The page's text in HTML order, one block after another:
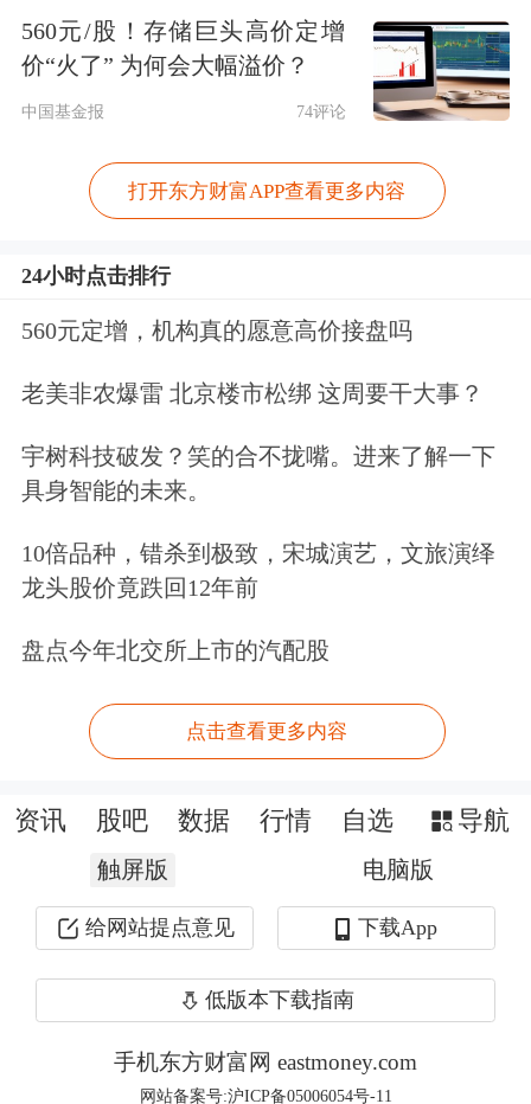
权在伊朗最高国家安全委员会手中。苗
扬表示，该海峡每日承担1700万～2000
万桶原油贸易量，占全球供应的20%～
30%。“若伊朗攻击中东美军基地，可
能触发北约集体防御条款，冲突外溢风
险将显著提升。”他称。
据介绍，中国进口来自伊朗的原油约
150万桶/日，占总进口量的14%，占总
来自伊朗，占总消费量的12%。中国从
11%，占总消费量的1%。中国从伊朗进
占总消费量的1%。
对我国而言，受冲击比较大的品种大多
有关。以伊冲突扩大会导致阶段性海运
贸易受阻，使得原油、甲醇等商品进口
量回落。
“短期来看，除国内原油进口受到影响
外，地缘风险推高进口成本，也会使炼
560元/股！存储巨头高价定增
价“火了” 为何会大幅溢价？
中国基金报 74评论
打开东方财富APP查看更多内容
24小时点击排行
560元定增，机构真的愿意高价接盘吗
老美非农爆雷 北京楼市松绑 这周要干大事？
宇树科技破发？笑的合不拢嘴。进来了解一下
具身智能的未来。
10倍品种，错杀到极致，宋城演艺，文旅演绎
龙头股价竟跌回12年前
盘点今年北交所上市的汽配股
点击查看更多内容
资讯 股吧 数据 行情 自选 导航
触屏版 电脑版
给网站提点意见 下载App
低版本下载指南
手机东方财富网 eastmoney.com
网站备案号:沪ICP备05006054号-11